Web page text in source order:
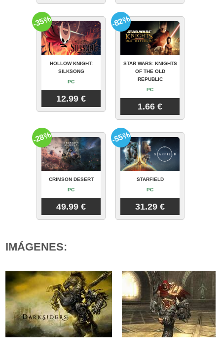
HOLLOW KNIGHT:
SILKSONG
PC
12.99 €
-35%
STAR WARS: KNIGHTS
OF THE OLD
REPUBLIC
PC
1.66 €
-82%
CRIMSON DESERT
PC
49.99 €
-28%
STARFIELD
PC
31.29 €
-55%
IMÁGENES: